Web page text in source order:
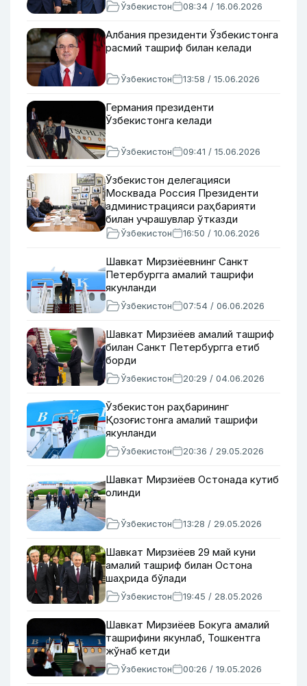
Ўзбекистон 08:34 / 16.06.2026
Албания президенти Ўзбекистонга
расмий ташриф билан келади
Ўзбекистон 13:58 / 15.06.2026
Германия президенти
Ўзбекистонга келади
Ўзбекистон 09:41 / 15.06.2026
Ўзбекистон делегацияси
Москвада Россия Президенти
администрацияси раҳбарияти
билан учрашувлар ўтказди
Ўзбекистон 16:50 / 10.06.2026
Шавкат Мирзиёевнинг Санкт
Петербургга амалий ташрифи
якунланди
Ўзбекистон 07:54 / 06.06.2026
Шавкат Мирзиёев амалий ташриф
билан Санкт Петербургга етиб
борди
Ўзбекистон 20:29 / 04.06.2026
Ўзбекистон раҳбарининг
Қозоғистонга амалий ташрифи
якунланди
Ўзбекистон 20:36 / 29.05.2026
Шавкат Мирзиёев Остонада кутиб
олинди
Ўзбекистон 13:28 / 29.05.2026
Шавкат Мирзиёев 29 май куни
амалий ташриф билан Остона
шаҳрида бўлади
Ўзбекистон 19:45 / 28.05.2026
Шавкат Мирзиёев Бокуга амалий
ташрифини якунлаб, Тошкентга
жўнаб кетди
Ўзбекистон 00:26 / 19.05.2026